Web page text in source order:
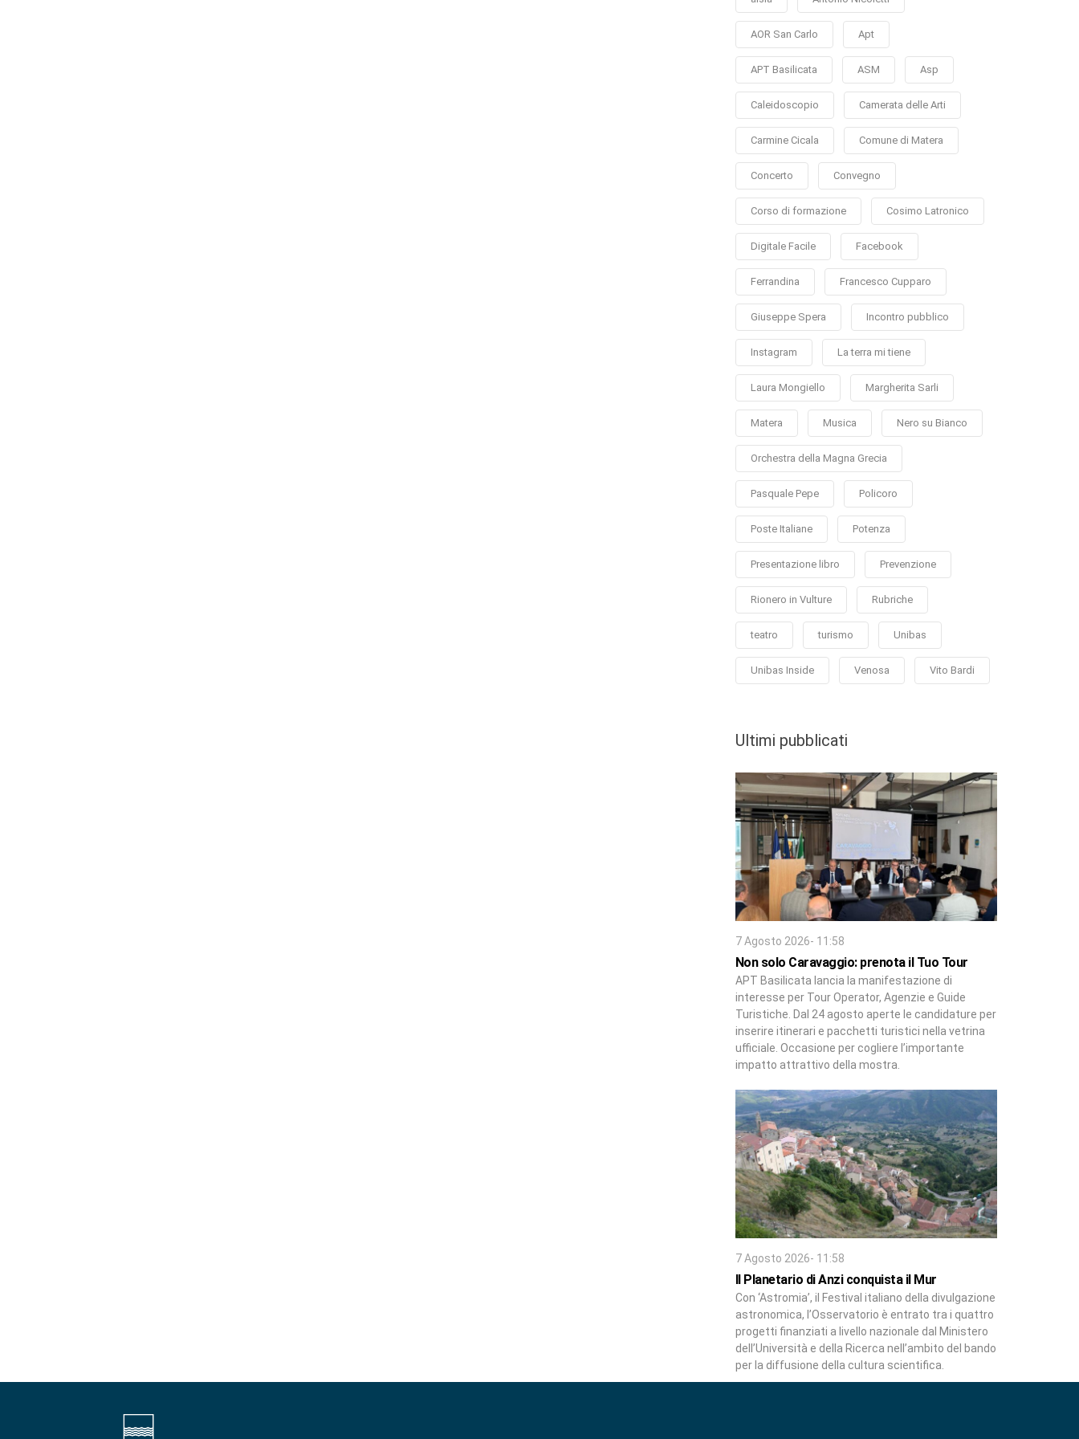
AOR San Carlo Apt
APT Basilicata ASM Asp
Caleidoscopio Camerata delle Arti
Carmine Cicala Comune di Matera
Concerto Convegno
Corso di formazione Cosimo Latronico
Digitale Facile Facebook
Ferrandina Francesco Cupparo
Giuseppe Spera Incontro pubblico
Instagram La terra mi tiene
Laura Mongiello Margherita Sarli
Matera Musica Nero su Bianco
Orchestra della Magna Grecia
Pasquale Pepe Policoro
Poste Italiane Potenza
Presentazione libro Prevenzione
Rionero in Vulture Rubriche
teatro turismo Unibas
Unibas Inside Venosa Vito Bardi
Ultimi pubblicati
7 Agosto 2026- 11:58
Non solo Caravaggio: prenota il Tuo Tour
APT Basilicata lancia la manifestazione di
interesse per Tour Operator, Agenzie e Guide
Turistiche. Dal 24 agosto aperte le candidature per
inserire itinerari e pacchetti turistici nella vetrina
ufficiale. Occasione per cogliere l’importante
impatto attrattivo della mostra.
7 Agosto 2026- 11:58
Il Planetario di Anzi conquista il Mur
Con ‘Astromia’, il Festival italiano della divulgazione
astronomica, l’Osservatorio è entrato tra i quattro
progetti finanziati a livello nazionale dal Ministero
dell’Università e della Ricerca nell’ambito del bando
per la diffusione della cultura scientifica.